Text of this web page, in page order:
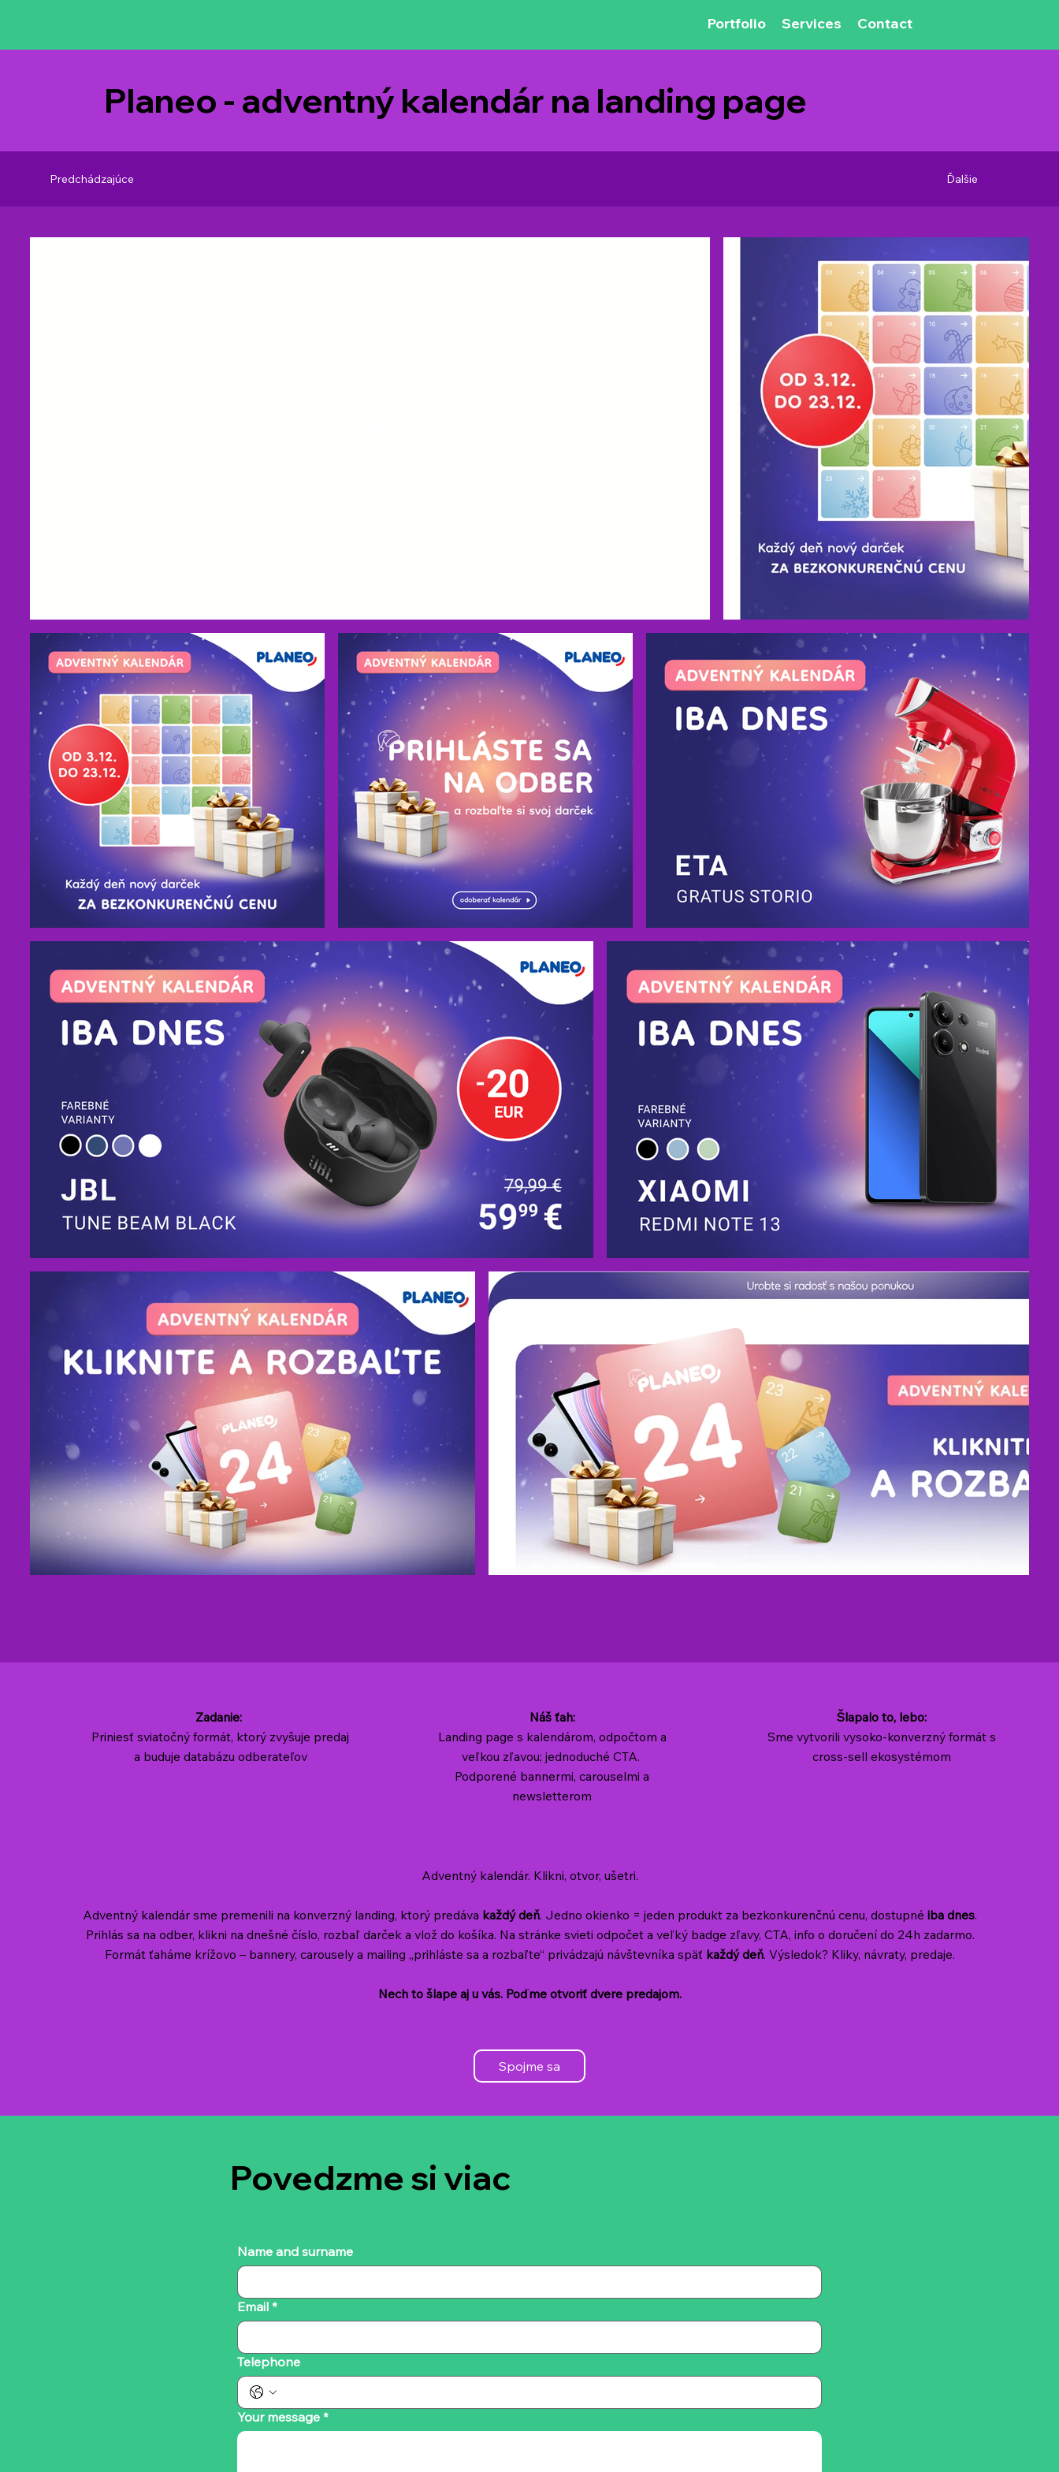
Portfolio Services Contact
Planeo - adventný kalendár na landing page
Predchádzajúce Ďalšie
Zadanie:
Priniesť sviatočný formát, ktorý zvyšuje predaj
a buduje databázu odberateľov
Náš ťah:
Landing page s kalendárom, odpočtom a
veľkou zľavou; jednoduché CTA.
Podporené bannermi, carouselmi a
newsletterom
Šlapalo to, lebo:
Sme vytvorili vysoko-konverzný formát s
cross-sell ekosystémom
Adventný kalendár. Klikni, otvor, ušetri.
Adventný kalendár sme premenili na konverzný landing, ktorý predáva každý deň. Jedno okienko = jeden produkt za bezkonkurenčnú cenu, dostupnéiba dnes.
Prihlás sa na odber, klikni na dnešné číslo, rozbaľ darček a vlož do košíka. Na stránke svieti odpočet a veľký badge zľavy, CTA, info o doručení do 24h zadarmo.
Formát ťaháme krížovo – bannery, carousely a mailing „prihláste sa a rozbaľte“ privádzajú návštevníka späť každý deň. Výsledok? Kliky, návraty, predaje.
Nech to šlape aj u vás. Poďme otvoriť dvere predajom.
Spojme sa
Povedzme si viac
Name and surname
Email *
Telephone
Your message *